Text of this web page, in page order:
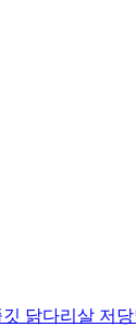
닭다리살 저